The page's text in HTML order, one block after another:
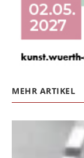
MEHR ARTIKEL